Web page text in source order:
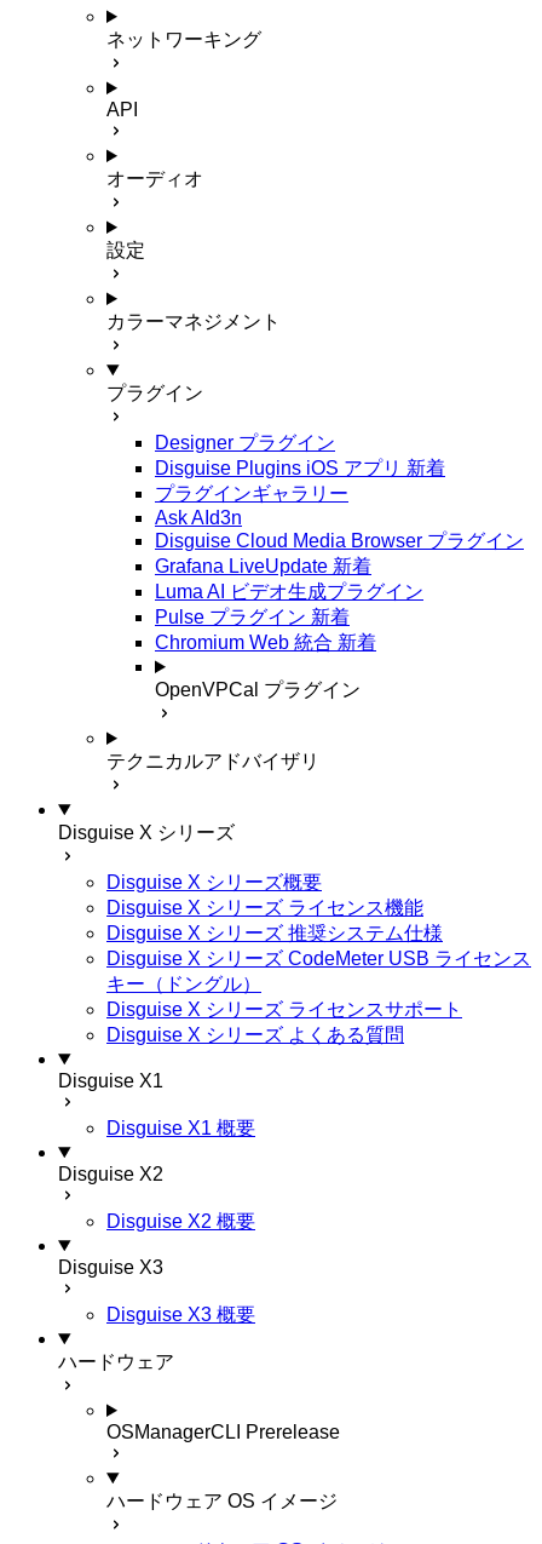
ネットワーキング
API
オーディオ
設定
カラーマネジメント
プラグイン
Designer プラグイン
Disguise Plugins iOS アプリ 新着
プラグインギャラリー
Ask AId3n
Disguise Cloud Media Browser プラグイン
Grafana LiveUpdate 新着
Luma AI ビデオ生成プラグイン
Pulse プラグイン 新着
Chromium Web 統合 新着
OpenVPCal プラグイン
テクニカルアドバイザリ
Disguise X シリーズ
Disguise X シリーズ概要
Disguise X シリーズ ライセンス機能
Disguise X シリーズ 推奨システム仕様
Disguise X シリーズ CodeMeter USB ライセンス
キー（ドングル）
Disguise X シリーズ ライセンスサポート
Disguise X シリーズ よくある質問
Disguise X1
Disguise X1 概要
Disguise X2
Disguise X2 概要
Disguise X3
Disguise X3 概要
ハードウェア
OSManagerCLI Prerelease
ハードウェア OS イメージ